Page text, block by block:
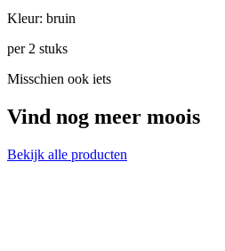
Kleur: bruin
per 2 stuks
Misschien ook iets
Vind nog meer moois
Bekijk alle producten